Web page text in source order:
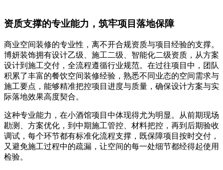
资质支撑的专业能力，筑牢项目落地保障
商业空间装修的专业性，离不开合规资质与项目经验的支撑。
博妍装饰拥有设计乙级、施工二级、智能化二级资质，从方案
设计到施工交付，全流程遵循行业规范。在过往项目中，团队
积累了丰富的餐饮空间装修经验，熟悉不同业态的空间需求与
施工要点，能够精准把控项目进度与质量，确保设计方案与实
际落地效果高度契合。
这种专业能力，在小酒馆项目中体现得尤为明显。从前期现场
勘测、方案优化，到中期施工管控、材料把控，再到后期验收
调试，每个环节都有标准化流程支撑，既保障项目按时交付，
又避免施工过程中的疏漏，让空间的每一处细节都经得起使用
检验。